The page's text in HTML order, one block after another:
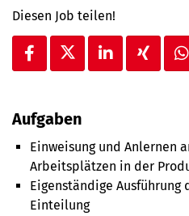
Diesen Job teilen!
Aufgaben
Einweisung und Anlernen
Arbeitsplätzen in der
Eigenständige
Einteilung